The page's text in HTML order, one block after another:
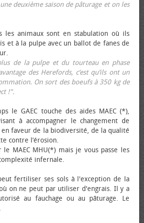
deuxième saison de pâturage et on les
les animaux sont en stabulation où ils
et à la pulpe avec un ballot de fanes de
de la pulpe et du tourteau en phase
des Herefords, c’est qu’ils ont un
On sort des bœufs à 350 kg de
!".
le GAEC touche des aides MAEC (*),
à accompagner le changement de
en faveur de la biodiversité, de la qualité
contre l’érosion.
MAEC MHU(*) mais je vous passe les
infernale.
fertiliser ses sols à l'exception de la
on ne peut par utiliser d'engrais. Il y a
au fauchage ou au pâturage. Le